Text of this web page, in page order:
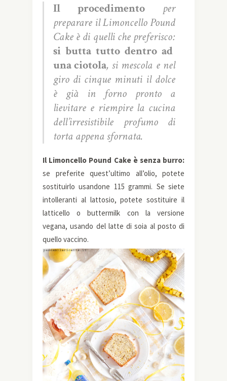
Il procedimento per
preparare il Limoncello Pound
Cake è di quelli che preferisco:
si butta tutto dentro ad
una ciotola, si mescola e nel
giro di cinque minuti il dolce
è già in forno pronto a
lievitare e riempire la cucina
dell’irresistibile profumo di
torta appena sfornata.
Il Limoncello Pound Cake è senza burro:
se preferite quest’ultimo all’olio, potete
sostituirlo usandone 115 grammi. Se siete
intolleranti al lattosio, potete sostituire il
latticello o buttermilk con la versione
vegana, usando del latte di soia al posto di
quello vaccino.